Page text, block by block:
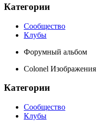
Категории
Сообщество
Клубы
Форумный альбом
Colonel Изображения
Категории
Сообщество
Клубы